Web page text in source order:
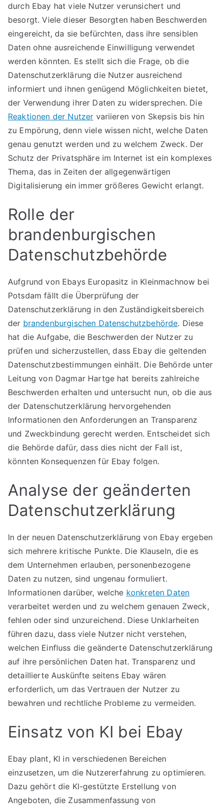
durch Ebay hat viele Nutzer verunsichert und
besorgt. Viele dieser Besorgten haben Beschwerden
eingereicht, da sie befürchten, dass ihre sensiblen
Daten ohne ausreichende Einwilligung verwendet
werden könnten. Es stellt sich die Frage, ob die
Datenschutzerklärung die Nutzer ausreichend
informiert und ihnen genügend Möglichkeiten bietet,
der Verwendung ihrer Daten zu widersprechen. Die
Reaktionen der Nutzer variieren von Skepsis bis hin
zu Empörung, denn viele wissen nicht, welche Daten
genau genutzt werden und zu welchem Zweck. Der
Schutz der Privatsphäre im Internet ist ein komplexes
Thema, das in Zeiten der allgegenwärtigen
Digitalisierung ein immer größeres Gewicht erlangt.
Rolle der
brandenburgischen
Datenschutzbehörde
Aufgrund von Ebays Europasitz in Kleinmachnow bei
Potsdam fällt die Überprüfung der
Datenschutzerklärung in den Zuständigkeitsbereich
der brandenburgischen Datenschutzbehörde. Diese
hat die Aufgabe, die Beschwerden der Nutzer zu
prüfen und sicherzustellen, dass Ebay die geltenden
Datenschutzbestimmungen einhält. Die Behörde unter
Leitung von Dagmar Hartge hat bereits zahlreiche
Beschwerden erhalten und untersucht nun, ob die aus
der Datenschutzerklärung hervorgehenden
Informationen den Anforderungen an Transparenz
und Zweckbindung gerecht werden. Entscheidet sich
die Behörde dafür, dass dies nicht der Fall ist,
könnten Konsequenzen für Ebay folgen.
Analyse der geänderten
Datenschutzerklärung
In der neuen Datenschutzerklärung von Ebay ergeben
sich mehrere kritische Punkte. Die Klauseln, die es
dem Unternehmen erlauben, personenbezogene
Daten zu nutzen, sind ungenau formuliert.
Informationen darüber, welche konkreten Daten
verarbeitet werden und zu welchem genauen Zweck,
fehlen oder sind unzureichend. Diese Unklarheiten
führen dazu, dass viele Nutzer nicht verstehen,
welchen Einfluss die geänderte Datenschutzerklärung
auf ihre persönlichen Daten hat. Transparenz und
detaillierte Auskünfte seitens Ebay wären
erforderlich, um das Vertrauen der Nutzer zu
bewahren und rechtliche Probleme zu vermeiden.
Einsatz von KI bei Ebay
Ebay plant, KI in verschiedenen Bereichen
einzusetzen, um die Nutzererfahrung zu optimieren.
Dazu gehört die KI-gestützte Erstellung von
Angeboten, die Zusammenfassung von